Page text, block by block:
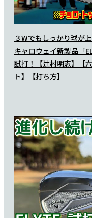
３Wでもしっかり球が
キャロウェイ新製品「
試打！【辻村明志】【
ト】【打ち方】